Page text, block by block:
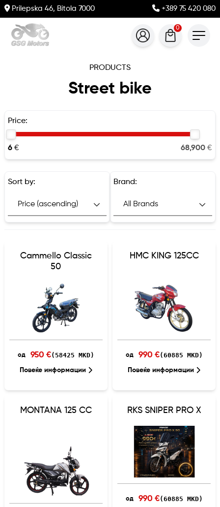
Prilepska 46, Bitola 7000 +389 75 420 080
0
PRODUCTS
Street bike
Price:
6€ 68,900 €
Sort by: Brand:
Cammello Classic
50
Повеќе информации
од 950 €(58425 MKD)
HMC KING 125CC
Повеќе информации
од 990 €(60885 MKD)
MONTANA 125 CC RKS SNIPER PRO X
од 990 €(60885 MKD)